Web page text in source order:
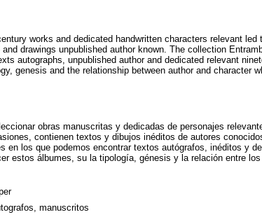
works and dedicated handwritten characters relevant
drawings unpublished author known. The collection
autographs, unpublished author and dedicated relevant
genesis and the relationship between author and character
obras manuscritas y dedicadas de personajes
contienen textos y dibujos inéditos de autores
en los que podemos encontrar textos autógrafos, inéditos y
estos álbumes, su la tipología, génesis y la relación entre
manuscritos